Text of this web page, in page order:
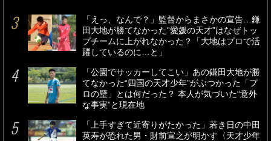
「えっ、なんで？」監督からまさかの宣告…鎌
田大地が勝てなかった“愛媛の天才”はなぜトッ
プチームに上がれなかった？「大地はプロで活
躍しているのに…と」
「公園でサッカーしてこい」あの鎌田大地が勝
てなかった“四国の天才少年”がぶつかった「プ
ロの壁」とは何だった？ 本人が気づいた“意外
な事実”と現在地
「上手すぎて近寄りがたかった」若き日の中田
英寿が恐れた男・財前宣之が明かす〈天才少年